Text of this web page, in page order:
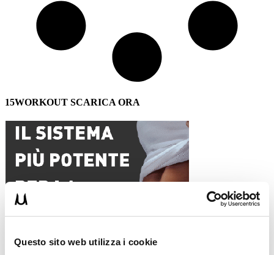
Questo sito web utilizza i cookie
15WORKOUT SCARICA ORA